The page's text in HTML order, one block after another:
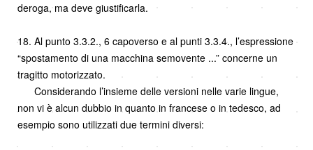
deroga, ma deve giustificarla.
18. Al punto 3.3.2., 6 capoverso e al punti 3.3.4., l’espressione
“spostamento di una macchina semovente ...” concerne un
tragitto motorizzato.
Considerando l’insieme delle versioni nelle varie lingue,
non vi è alcun dubbio in quanto in francese o in tedesco, ad
esempio sono utilizzati due termini diversi: